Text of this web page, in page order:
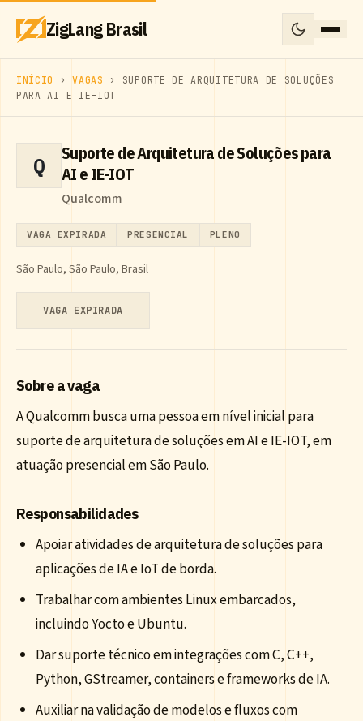
ZigLang Brasil
INÍCIO ›VAGAS
› SUPORTE DE ARQUITETURA DE SOLUÇÕES
PARA AI E IE-IOT
Q
Suporte de Arquitetura de Soluções para
AI e IE-IOT
Qualcomm
VAGA EXPIRADA PRESENCIAL PLENO
São Paulo, São Paulo, Brasil
VAGA EXPIRADA
Sobre a vaga
A Qualcomm busca uma pessoa em nível inicial para
suporte de arquitetura de soluções em AI e IE-IOT, em
atuação presencial em São Paulo.
Responsabilidades
Apoiar atividades de arquitetura de soluções para
aplicações de IA e IoT de borda.
Trabalhar com ambientes Linux embarcados,
incluindo Yocto e Ubuntu.
Dar suporte técnico em integrações com C, C++,
Python, GStreamer, containers e frameworks de IA.
Auxiliar na validação de modelos e fluxos com